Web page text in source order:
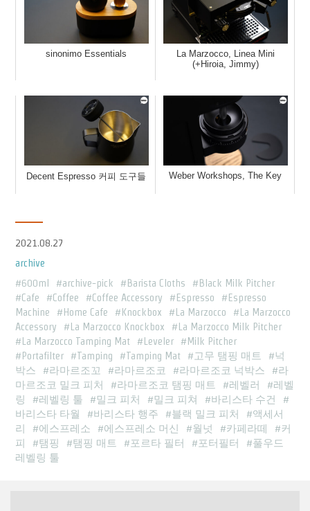
sinonimo Essentials
La Marzocco, Linea Mini
(+Hiroia, Jimmy)
Decent Espresso 커피 도구들 Weber Workshops, The Key
2021.08.27
archive
600ml
archive-pick Barista Cloths
Black Milk Pitcher
Cafe
Coffee Coffee Accessory Espresso
Espresso
Machine
Home Cafe Knockbox La Marzocco
La Marzocco
Accessory
La Marzocco Knockbox
La Marzocco Milk Pitcher
La Marzocco Tamping Mat
Leveler
Milk Pitcher
Portafilter
Tamping Tamping Mat 고무 탬핑 매트
넉
박스
라마르조꼬 라마르조코 라마르조코 넉박스
라
마르조코 밀크 피처
라마르조코 탬핑 매트 레벨러
레벨
링
레벨링 툴 밀크 피처 밀크 피쳐
바리스타 수건
바리스타 타월
바리스타 행주 블랙 밀크 피처
액세서
리
에스프레소 에스프레소 머신 월넛 카페라떼
커
피
탬핑 탬핑 매트 포르타 필터 포터필터
풀우드
레벨링 툴